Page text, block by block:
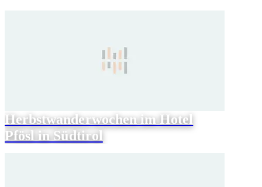
Herbstwanderwochen im Hotel
Pfösl in Südtirol